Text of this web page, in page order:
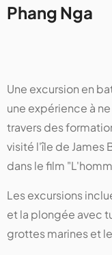
Phang Nga
Une excursion en
une expérience à
travers des
visité l'île de James
dans le film
Les excursions
et la plongée avec
grottes marines et